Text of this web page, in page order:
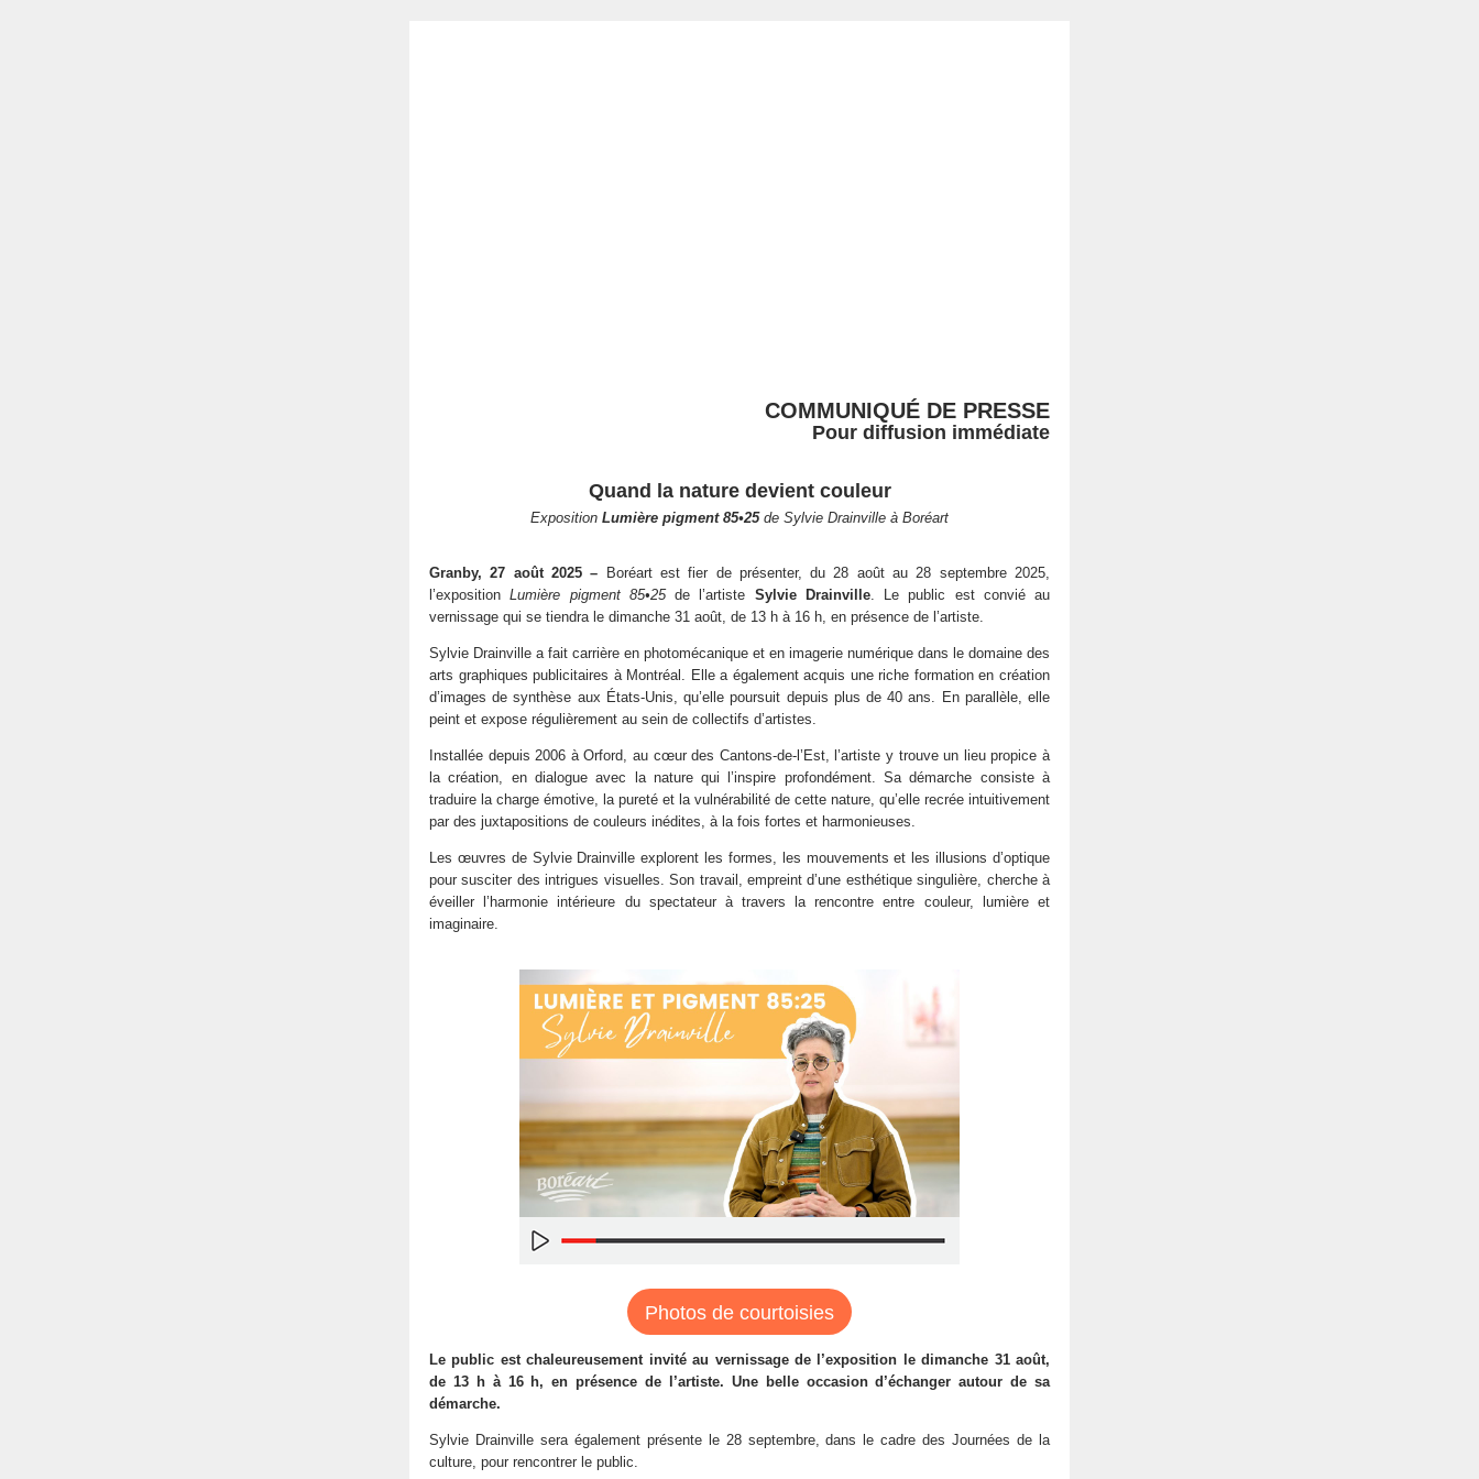
COMMUNIQUÉ DE PRESSE
Pour diffusion immédiate
Quand la nature devient couleur
Exposition Lumière pigment 85•25de Sylvie Drainville à Boréart
Granby, 27 août 2025 –
Boréart est fier de présenter, du 28 août au 28 septembre 2025,
l’expositionLumière pigment 85•25 de l’artiste Sylvie Drainville. Le public est convié au
vernissage qui se tiendra le dimanche 31 août, de 13 h à 16 h, en présence de l’artiste.
Sylvie Drainville a fait carrière en photomécanique et en imagerie numérique dans le domaine des
arts graphiques publicitaires à Montréal. Elle a également acquis une riche formation en création
d’images de synthèse aux États-Unis, qu’elle poursuit depuis plus de 40 ans. En parallèle, elle
peint et expose régulièrement au sein de collectifs d’artistes.
Installée depuis 2006 à Orford, au cœur des Cantons-de-l’Est, l’artiste y trouve un lieu propice à
la création, en dialogue avec la nature qui l’inspire profondément. Sa démarche consiste à
traduire la charge émotive, la pureté et la vulnérabilité de cette nature, qu’elle recrée intuitivement
par des juxtapositions de couleurs inédites, à la fois fortes et harmonieuses.
Les œuvres de Sylvie Drainville explorent les formes, les mouvements et les illusions d’optique
pour susciter des intrigues visuelles. Son travail, empreint d’une esthétique singulière, cherche à
éveiller l’harmonie intérieure du spectateur à travers la rencontre entre couleur, lumière et
imaginaire.
Photos de courtoisies
Le public est chaleureusement invité au vernissage de l’exposition le dimanche 31 août,
de 13 h à 16 h, en présence de l’artiste. Une belle occasion d’échanger autour de sa
démarche.
Sylvie Drainville sera également présente le 28 septembre, dans le cadre des Journées de la
culture, pour rencontrer le public.